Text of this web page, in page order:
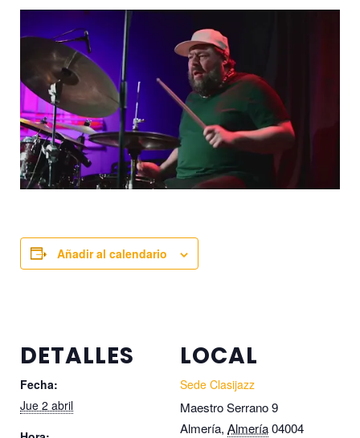
Añadir al calendario
DETALLES
Fecha:
Jue 2 abril
LOCAL
Sede Clasijazz
Maestro Serrano 9
Almería, Almería04004